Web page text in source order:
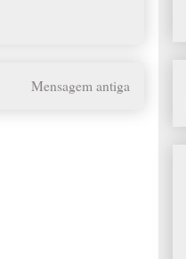
Mensagem antiga